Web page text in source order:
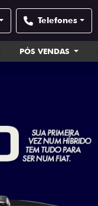
Telefones
PÓS VENDAS